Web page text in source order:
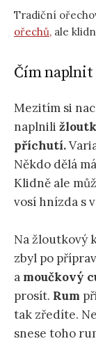
Tradiční
ořechů, ale
Čím naplnit
Mezitím si
naplnili
příchutí.
Někdo dělá
Klidně ale
vosí hnízda s
Na žloutkový
zbyl po
a moučkový
prosít. Rum
tak zředíte.
snese toho